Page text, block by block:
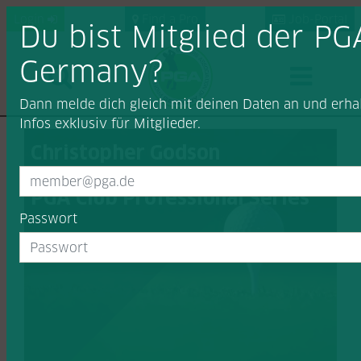
triumphiert bei der H&H Golf
PGA Club Professional Series
Du bist Mitglied der
Germany?
Dann melde dich gleich mit deinen Daten an und
Infos exklusiv für Mitglieder.
Passwort